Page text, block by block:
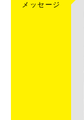
メッセージ